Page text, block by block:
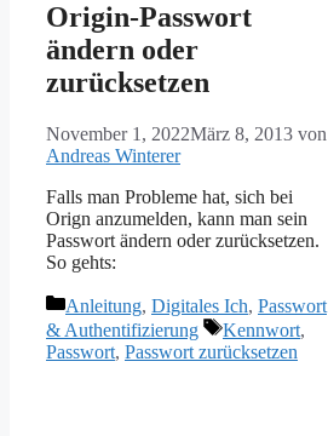
Origin-Passwort
ändern oder
zurücksetzen
November 1, 2022März 8, 2013 von
Andreas Winterer
Falls man Probleme hat, sich bei
Orign anzumelden, kann man sein
Passwort ändern oder zurücksetzen.
So gehts:
Kategorien
Anleitung, Digitales Ich, Passwort
& Authentifizierung
Schlagwörter
Kennwort,
Passwort, Passwort zurücksetzen